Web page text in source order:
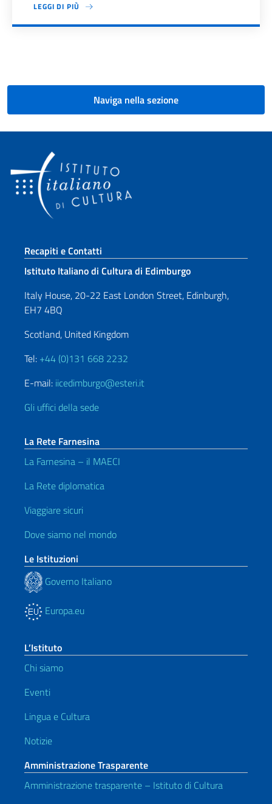
LEGGI DI PIÙ
Naviga nella sezione
Sezione footer
Recapiti e Contatti
Istituto Italiano di Cultura di Edimburgo
Italy House, 20-22 East London Street, Edinburgh,
EH7 4BQ
Scotland, United Kingdom
Tel: +44 (0)131 668 2232
E-mail: iicedimburgo@esteri.it
Gli uffici della sede
La Rete Farnesina
La Farnesina – il MAECI
La Rete diplomatica
Viaggiare sicuri
Dove siamo nel mondo
Le Istituzioni
Governo Italiano
Europa.eu
L’Istituto
Chi siamo
Eventi
Lingua e Cultura
Notizie
Amministrazione Trasparente
Amministrazione trasparente – Istituto di Cultura